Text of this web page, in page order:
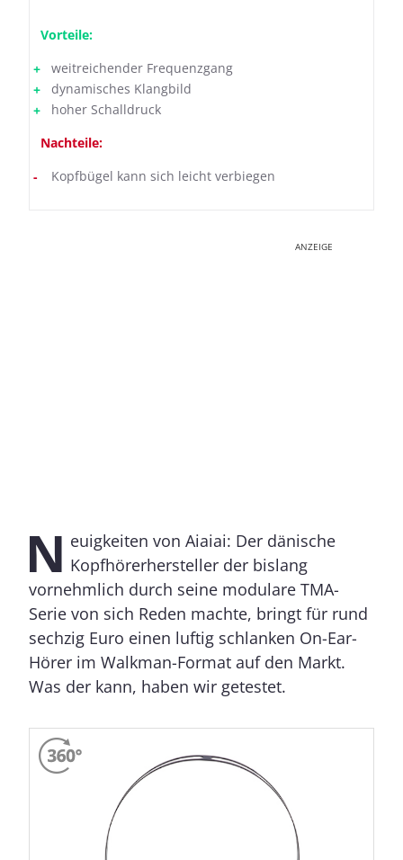
Vorteile:
weitreichender Frequenzgang
dynamisches Klangbild
hoher Schalldruck
Nachteile:
Kopfbügel kann sich leicht verbiegen
ANZEIGE
N euigkeiten von Aiaiai: Der dänische
Kopfhörerhersteller der bislang
vornehmlich durch seine modulare TMA-
Serie von sich Reden machte, bringt für rund
sechzig Euro einen luftig schlanken On-Ear-
Hörer im Walkman-Format auf den Markt.
Was der kann, haben wir getestet.